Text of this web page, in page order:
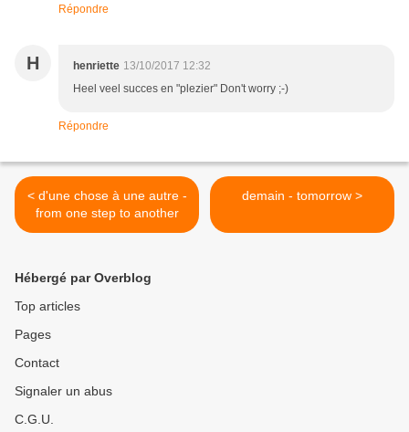
Répondre
H henriette 13/10/2017 12:32
Heel veel succes en "plezier" Don't worry ;-)
Répondre
< d'une chose à une autre -
from one step to another
demain - tomorrow >
Hébergé par Overblog
Top articles
Pages
Contact
Signaler un abus
C.G.U.